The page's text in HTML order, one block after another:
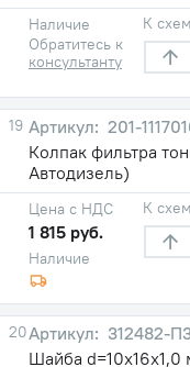
Наличие
Обратитесь к
консультанту
К
19
201-
Колпак фильтра
Автодизель)
Наличие
Цена с НДС
1 815 руб.
К
20
312482-
Шайба d=10х16х1,0